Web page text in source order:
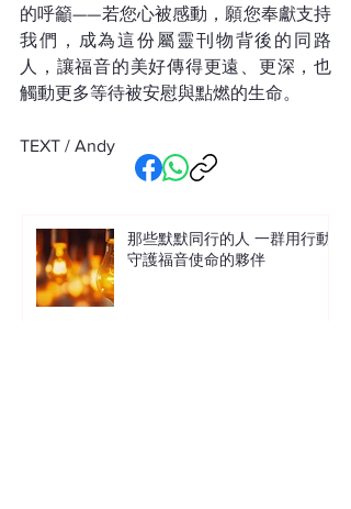
的呼籲——若您心被感動，願您奉獻支持
我們，成為這份屬靈刊物背後的同路
人，讓福音的美好傳得更遠、更深，也
觸動更多等待被安慰與點燃的生命。
TEXT / Andy
那些默默同行的人 一群用行動
守護福音使命的夥伴